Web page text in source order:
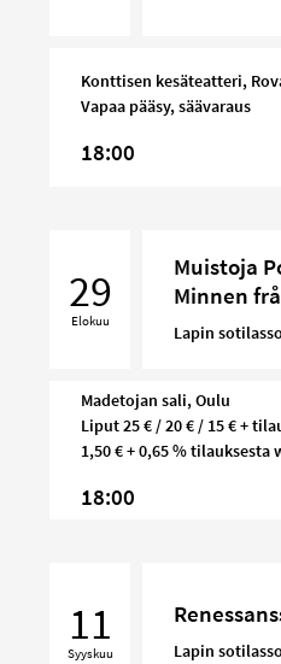
Konttisen kesäteatteri,
Vapaa pääsy, säävaraus
18:00
Pohjolasta
Minnen
Norden
29
Elokuu
Muistoja
Minnen
Lapin
Madetojan sali, Oulu
Liput 25 € / 20 € / 15 € +
1,50 € + 0,65 %
18:00
perintö
11
Syyskuu Lapin